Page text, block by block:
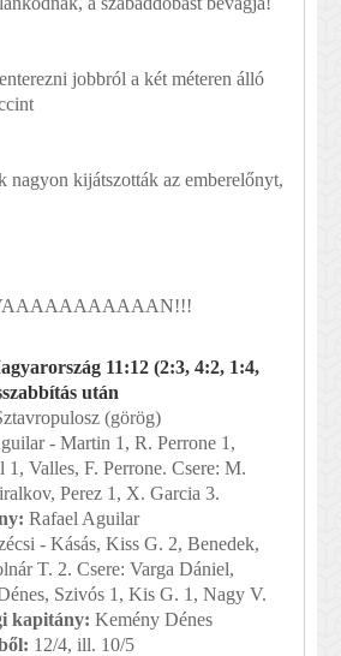
jobbról a két méteren álló
nagyon kijátszották az emberelőnyt,
11:12 (2:3, 4:2, 1:4,
után
(görög)
- Martin 1, R. Perrone 1,
Valles, F. Perrone. Csere: M.
Perez 1, X. Garcia 3.
Rafael Aguilar
- Kásás, Kiss G. 2, Benedek,
T. 2. Csere: Varga Dániel,
Szivós 1, Kis G. 1, Nagy V.
kapitány: Kemény Dénes
12/4, ill. 10/5